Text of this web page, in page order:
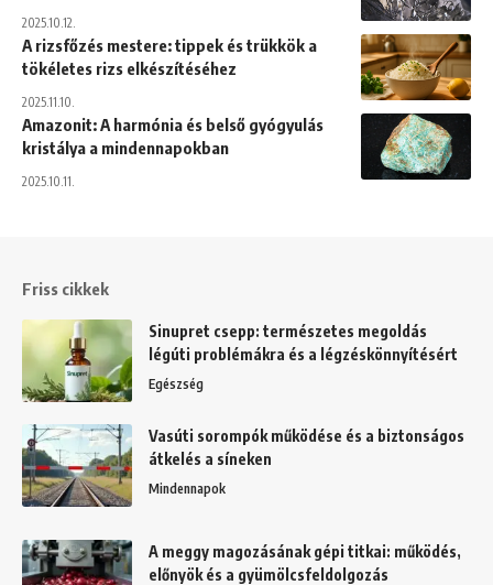
2025.10.12.
A rizsfőzés mestere: tippek és trükkök a
tökéletes rizs elkészítéséhez
2025.11.10.
Amazonit: A harmónia és belső gyógyulás
kristálya a mindennapokban
2025.10.11.
Friss cikkek
Sinupret csepp: természetes megoldás
légúti problémákra és a légzéskönnyítésért
Egészség
Vasúti sorompók működése és a biztonságos
átkelés a síneken
Mindennapok
A meggy magozásának gépi titkai: működés,
előnyök és a gyümölcsfeldolgozás